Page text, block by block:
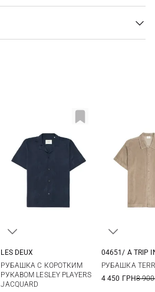
XXL
LES DEUX
РУБАШКА С КОРОТКИМ
РУКАВОМ LESLEY PLAYERS
JACQUARD
04651/ A TRIP
РУБАШКА
4 450 ГРН8